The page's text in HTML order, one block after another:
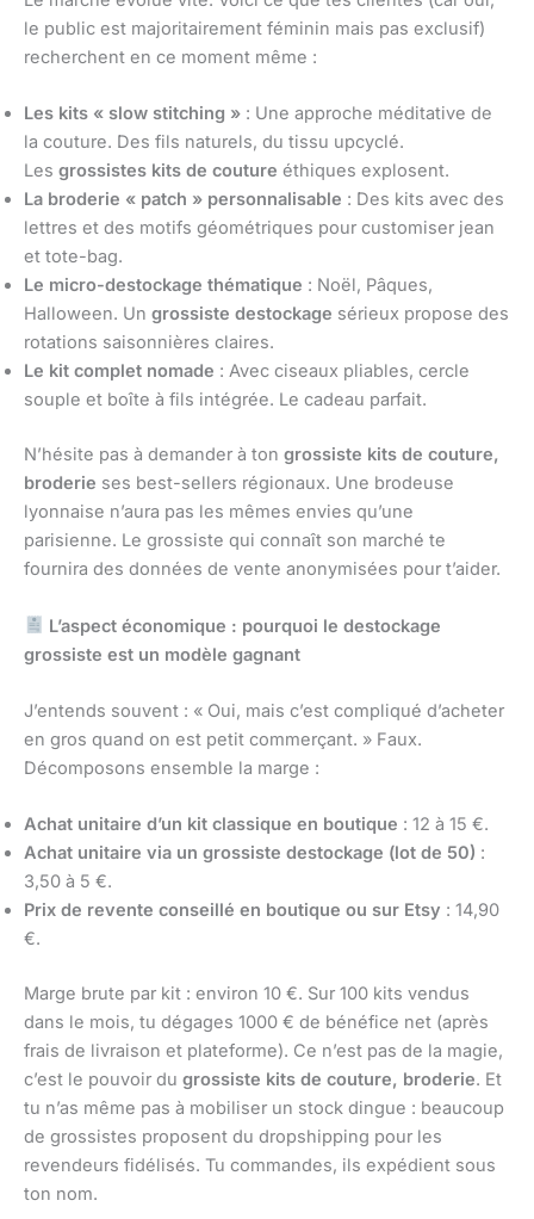
le public est majoritairement féminin mais pas exclusif)
recherchent en ce moment même :
Les kits « slow stitching » : Une approche méditative de
la couture. Des fils naturels, du tissu upcyclé.
Les grossistes kits de couture éthiques explosent.
La broderie « patch » personnalisable : Des kits avec des
lettres et des motifs géométriques pour customiser jean
et tote-bag.
Le micro-destockage thématique : Noël, Pâques,
Halloween. Un grossiste destockage sérieux propose des
rotations saisonnières claires.
Le kit complet nomade : Avec ciseaux pliables, cercle
souple et boîte à fils intégrée. Le cadeau parfait.
N’hésite pas à demander à ton grossiste kits de couture,
broderie ses best-sellers régionaux. Une brodeuse
lyonnaise n’aura pas les mêmes envies qu’une
parisienne. Le grossiste qui connaît son marché te
fournira des données de vente anonymisées pour t’aider.
L’aspect économique : pourquoi le destockage
grossiste est un modèle gagnant
J’entends souvent : « Oui, mais c’est compliqué d’acheter
en gros quand on est petit commerçant. » Faux.
Décomposons ensemble la marge :
Achat unitaire d’un kit classique en boutique : 12 à 15 €.
Achat unitaire via un grossiste destockage (lot de 50) :
3,50 à 5 €.
Prix de revente conseillé en boutique ou sur Etsy : 14,90
€.
Marge brute par kit : environ 10 €. Sur 100 kits vendus
dans le mois, tu dégages 1000 € de bénéfice net (après
frais de livraison et plateforme). Ce n’est pas de la magie,
c’est le pouvoir du grossiste kits de couture, broderie. Et
tu n’as même pas à mobiliser un stock dingue : beaucoup
de grossistes proposent du dropshipping pour les
revendeurs fidélisés. Tu commandes, ils expédient sous
ton nom.